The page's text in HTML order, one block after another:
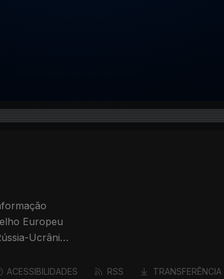
Europeu
Ucrânia;
ACESSIBILIDADES RSS TRANSFERÊNCIA